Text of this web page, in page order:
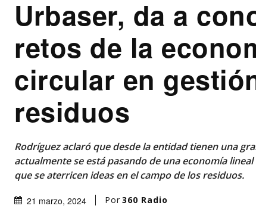
Urbaser, da a
retos de la
circular en
residuos
Rodríguez aclaró que desde la entidad tienen una
actualmente se está pasando de una economía
que se aterricen ideas en el campo de los residuos.
21 marzo, 2024 Por 360 Radio